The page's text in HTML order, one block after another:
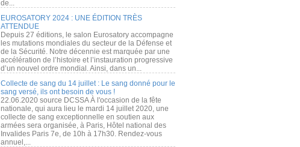
de...
EUROSATORY 2024 : UNE ÉDITION TRÈS
ATTENDUE
Depuis 27 éditions, le salon Eurosatory accompagne
les mutations mondiales du secteur de la Défense et
de la Sécurité. Notre décennie est marquée par une
accélération de l’histoire et l’instauration progressive
d’un nouvel ordre mondial. Ainsi, dans un...
Collecte de sang du 14 juillet : Le sang donné pour le
sang versé, ils ont besoin de vous !
22.06.2020 source DCSSA À l'occasion de la fête
nationale, qui aura lieu le mardi 14 juillet 2020, une
collecte de sang exceptionnelle en soutien aux
armées sera organisée, à Paris, Hôtel national des
Invalides Paris 7e, de 10h à 17h30. Rendez-vous
annuel,...